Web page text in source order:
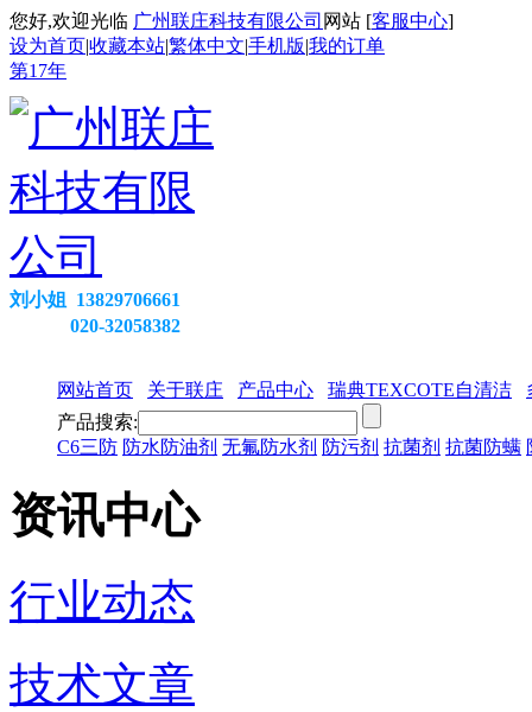
您好,欢迎光临 广州联庄科技有限公司 网站 [客服中心]
设为首页|收藏本站|繁体中文|手机版|我的订单
第17年
刘小姐 13829706661
020-32058382
网站首页 关于联庄 产品中心 瑞典TEXCOTE自清洁
产品搜索:
C6三防 防水防油剂 无氟防水剂 防污剂 抗菌剂 抗菌防螨
资讯中心
行业动态
技术文章